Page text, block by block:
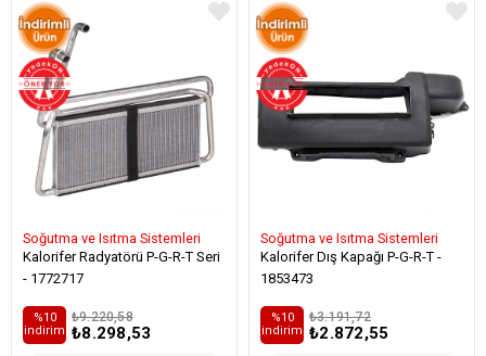
Soğutma ve Isıtma Sistemleri
Kalorifer Radyatörü P-G-R-T Seri
- 1772717
₺8.298,53
₺9.220,58
%10
i̇ndirim
Soğutma ve Isıtma Sistemleri
Kalorifer Dış Kapağı P-G-R-T -
1853473
₺2.872,55
₺3.191,72
%10
i̇ndirim